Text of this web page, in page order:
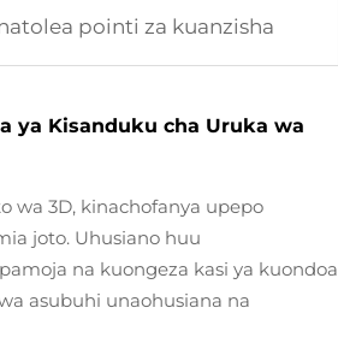
pointi za kuanzisha
ya Kisanduku cha Uruka wa
wa 3D, kinachofanya upepo
joto. Uhusiano huu
na kuongeza kasi ya kuondoa
asubuhi unaohusiana na